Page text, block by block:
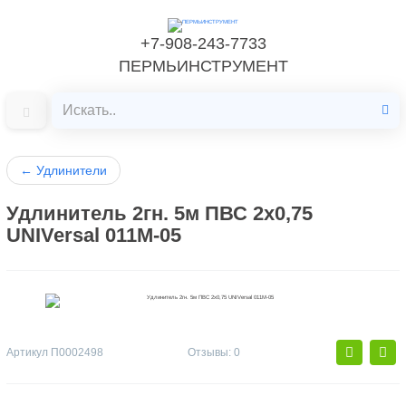
+7-908-243-7733
ПЕРМЬИНСТРУМЕНТ
← Удлинители
Удлинитель 2гн. 5м ПВС 2x0,75
UNIVersal 011М-05
Артикул П0002498 Отзывы: 0